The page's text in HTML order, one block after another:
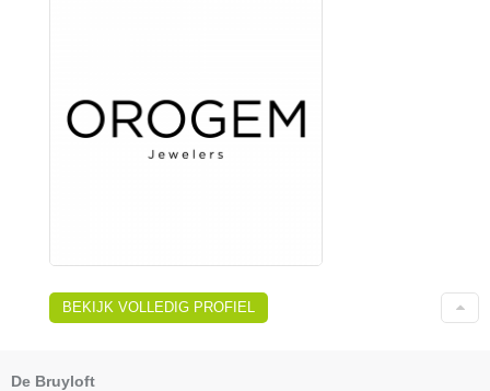
BEKIJK VOLLEDIG PROFIEL
De Bruyloft